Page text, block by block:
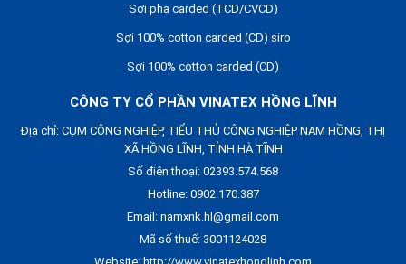
Sợi pha carded (TCD/CVCD)
Sợi 100% cotton carded (CD) siro
Sợi 100% cotton carded (CD)
CÔNG TY CỔ PHẦN VINATEX HỒNG LĨNH
Địa chỉ: CỤM CÔNG NGHIỆP, TIỂU THỦ CÔNG NGHIỆP NAM HỒNG, THỊ
XÃ HỒNG LĨNH, TỈNH HÀ TĨNH
Số điện thoại: 02393.574.568
Hotline: 0902.170.387
Email: namxnk.hl@gmail.com
Mã số thuế: 3001124028